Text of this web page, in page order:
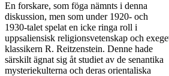
En forskare, som föga nämnts i denna
diskussion, men som under 1920- och
1930-talet spelat en icke ringa roll i
uppsaliensisk religionsvetenskap och
klassikern R. Reitzenstein. Denne hade
särskilt ägnat sig åt studiet av de senantika
mysteriekulterna och deras orientaliska